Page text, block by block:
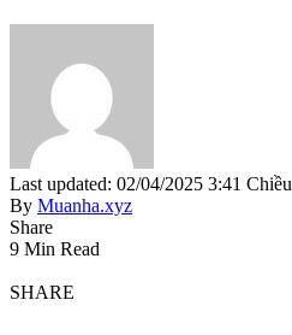
Last updated: 02/04/2025 3:41 Chiều
By Muanha.xyz
Share
9 Min Read
SHARE